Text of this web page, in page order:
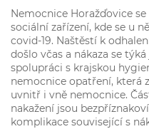
Nemocnice Horažďovice
sociální zařízení, kde se u
covid-19. Naštěstí k
došlo včas a nákaza se
spolupráci s krajskou
nemocnice opatření, která
uvnitř i vně nemocnice.
nakažení jsou
komplikace související s